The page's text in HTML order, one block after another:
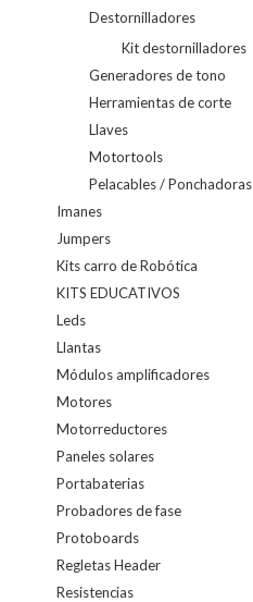
Destornilladores
Kit destornilladores
Generadores de tono
Herramientas de corte
Llaves
Motortools
Pelacables / Ponchadoras
Imanes
Jumpers
Kits carro de Robótica
KITS EDUCATIVOS
Leds
Llantas
Módulos amplificadores
Motores
Motorreductores
Paneles solares
Portabaterias
Probadores de fase
Protoboards
Regletas Header
Resistencias